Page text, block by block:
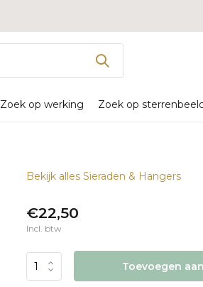
Zoek op werking Zoek op
Bekijk alles Sieraden & Hangers
€22,50
Incl. btw
Toevoegen